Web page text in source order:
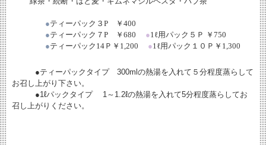
●ティーパック３ P ￥ 400
●ティーパック７ P ￥ 680 ●1ℓ用パック５Ｐ ￥ 750
●ティーパック 14 Ｐ￥ 1,200 ●1ℓ用パック１０Ｐ￥ 1,300
●ティーパックタイプ 300mlの熱湯を入れて５分程度蒸らして
お召し上がり下さい。
●1ℓパックタイプ 1～1.2ℓの熱湯を入れて5分程度蒸らしてお
召し上がりください。